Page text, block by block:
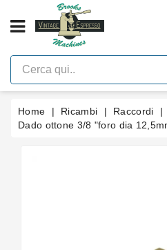
CATEGORIA
Macchine
Per
Caffè
Espresso
Leva
Vintage
Home Ricambi Raccordi
Dado ottone 3/8 "foro dia